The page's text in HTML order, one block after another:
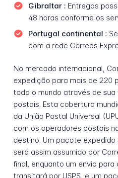
Gibraltar : Entregas
48 horas conforme os
Portugal continental :
com a rede Correos
No mercado internacional,
expedição para mais de 220
todo o mundo através de
postais. Esta cobertura
da União Postal Universal
com os operadores postais
destino. Um pacote expedido
será assim assumido por
final, enquanto um envio para
transitará por USPS, e um